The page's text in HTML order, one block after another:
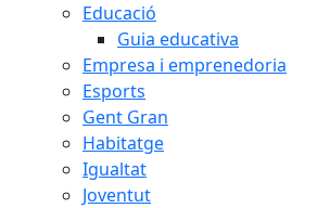
Educació
Guia educativa
Empresa i emprenedoria
Esports
Gent Gran
Habitatge
Igualtat
Joventut